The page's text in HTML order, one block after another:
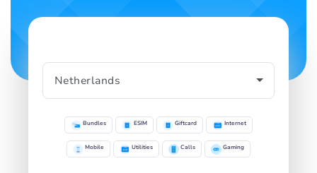
Bundles ESIM Giftcard Internet
Mobile Utilities Calls Gaming